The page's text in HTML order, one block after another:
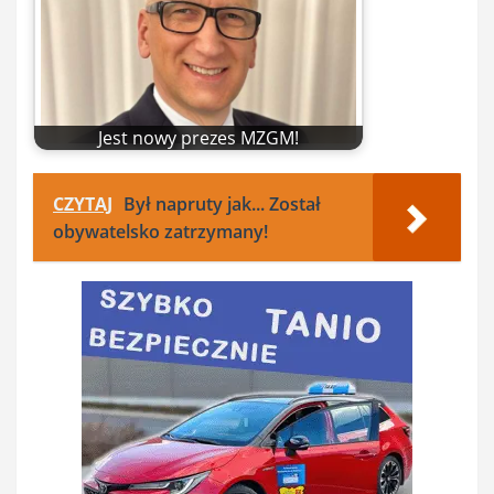
Jest nowy prezes MZGM!
CZYTAJ Był napruty jak... Został
obywatelsko zatrzymany!